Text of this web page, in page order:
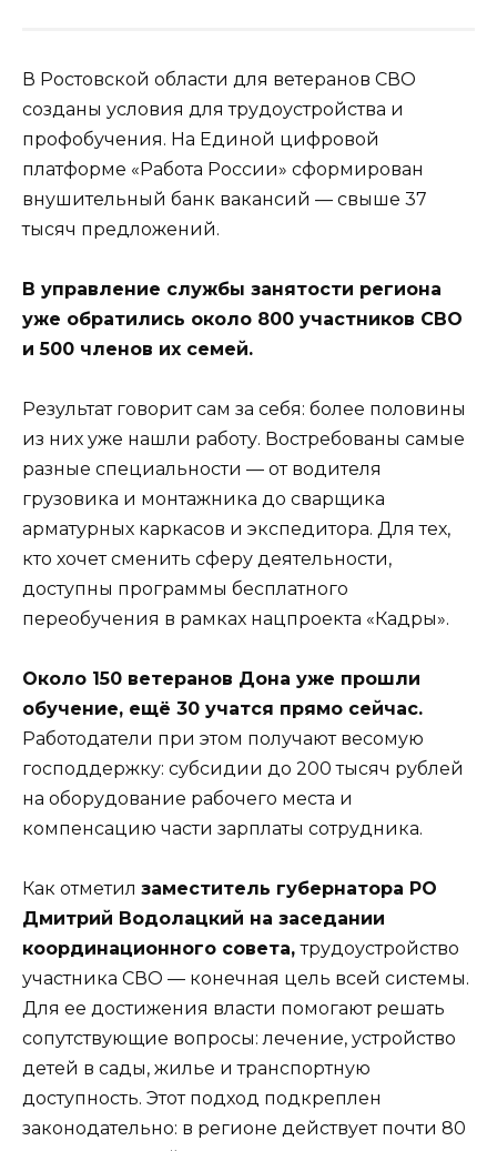
В Ростовской области для ветеранов СВО
созданы условия для трудоустройства и
профобучения. На Единой цифровой
платформе «Работа России» сформирован
внушительный банк вакансий — свыше 37
тысяч предложений.
В управление службы занятости региона
уже обратились около 800 участников СВО
и 500 членов их семей.
Результат говорит сам за себя: более половины
из них уже нашли работу. Востребованы самые
разные специальности — от водителя
грузовика и монтажника до сварщика
арматурных каркасов и экспедитора. Для тех,
кто хочет сменить сферу деятельности,
доступны программы бесплатного
переобучения в рамках нацпроекта «Кадры».
Около 150 ветеранов Дона уже прошли
обучение, ещё 30 учатся прямо сейчас.
Работодатели при этом получают весомую
господдержку: субсидии до 200 тысяч рублей
на оборудование рабочего места и
компенсацию части зарплаты сотрудника.
Как отметил заместитель губернатора РО
Дмитрий Водолацкий на заседании
координационного совета,трудоустройство
участника СВО — конечная цель всей системы.
Для ее достижения власти помогают решать
сопутствующие вопросы: лечение, устройство
детей в сады, жилье и транспортную
доступность. Этот подход подкреплен
законодательно: в регионе действует почти 80